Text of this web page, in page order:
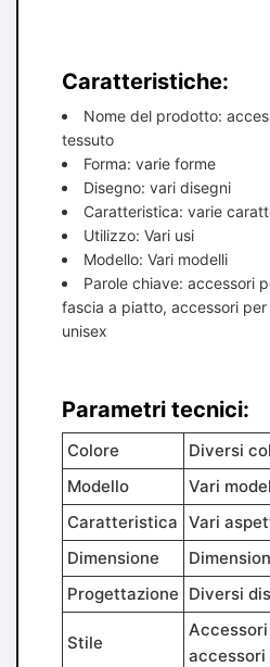
Caratteristiche:
Nome del prodotto:
tessuto
Forma: varie forme
Disegno: vari disegni
Caratteristica: varie
Utilizzo: Vari usi
Modello: Vari modelli
Parole chiave: accessori
fascia a piatto, accessori
unisex
Parametri tecnici:
Colore
Diversi
Modello
Vari
Caratteristica Vari
Dimensione
Progettazione Diversi
Stile
accessori